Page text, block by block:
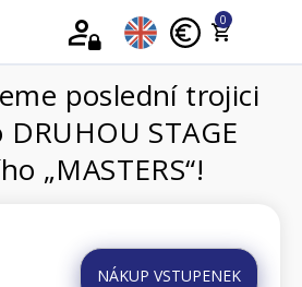
0
poslední trojici
STAGE
„MASTERS“!
NÁKUP VSTUPENEK